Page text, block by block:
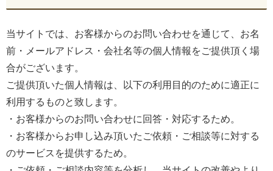
当サイトでは、お客様からのお問い合わせを通じて、お名
前・メールアドレス・会社名等の個人情報をご提供頂く場
合がございます。
ご提供頂いた個人情報は、以下の利用目的のために適正に
利用するものと致します。
・お客様からのお問い合わせに回答・対応するため。
・お客様からお申し込み頂いたご依頼・ご相談等に対する
のサービスを提供するため。